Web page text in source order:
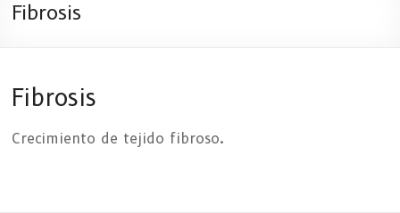
Fibrosis
Fibrosis
Crecimiento de tejido fibroso.